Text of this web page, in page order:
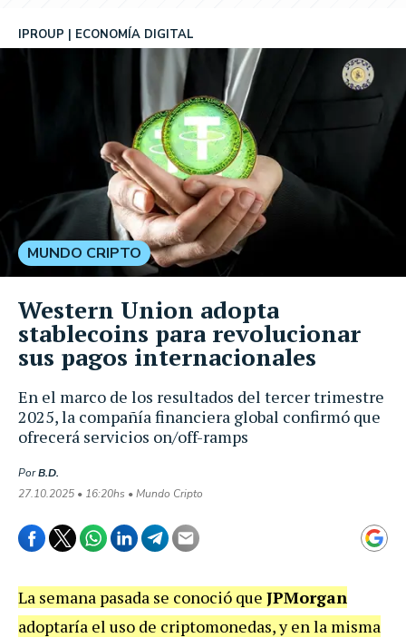
En el marco de los resultados del tercer trimestre
2025, la compañía financiera global confirmó que
ofrecerá servicios on/off-ramps
IPROUP ECONOMÍA DIGITAL
PorB.D.
27.10.2025 • 16:20hs • Mundo Cripto
MUNDO CRIPTO
Western Union adopta
stablecoins para revolucionar
sus pagos internacionales
La semana pasada se conoció que JPMorgan
adoptaría el uso de criptomonedas, y en la misma